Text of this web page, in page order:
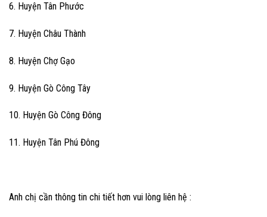
6. Huyện Tân Phước
7. Huyện Châu Thành
8. Huyện Chợ Gạo
9. Huyện Gò Công Tây
10. Huyện Gò Công Đông
11. Huyện Tân Phú Đông
Anh chị cần thông tin chi tiết hơn vui lòng liên hệ :